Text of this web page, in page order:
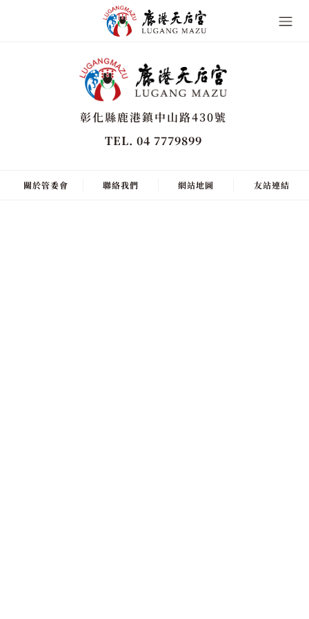
彰化縣鹿港鎮中山路430號
TEL. 04 7779899
關於管委會 聯絡我們 網站地圖 友站連結